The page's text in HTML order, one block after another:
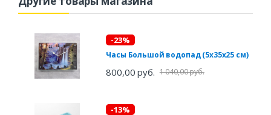
-23%
Часы Большой водопад (5х35х25 см)
800,00 руб. 1 040,00 руб.
-13%